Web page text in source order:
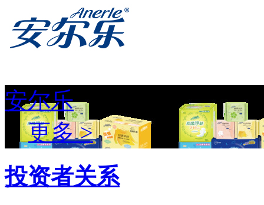
安尔乐
更多 >
投资者关系